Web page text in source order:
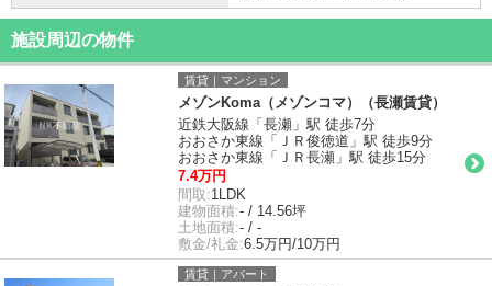
施設周辺の物件
賃貸｜マンション
メゾンKoma（メゾンコマ）（長瀬賃貸）
近鉄大阪線「長瀬」駅 徒歩7分
おおさか東線「ＪＲ俊徳道」駅 徒歩9分
おおさか東線「ＪＲ長瀬」駅 徒歩15分
7.4万円
間取:1LDK
建物面積:- / 14.56坪
土地面積:- / -
敷金/礼金:6.5万円/10万円
賃貸｜アパート